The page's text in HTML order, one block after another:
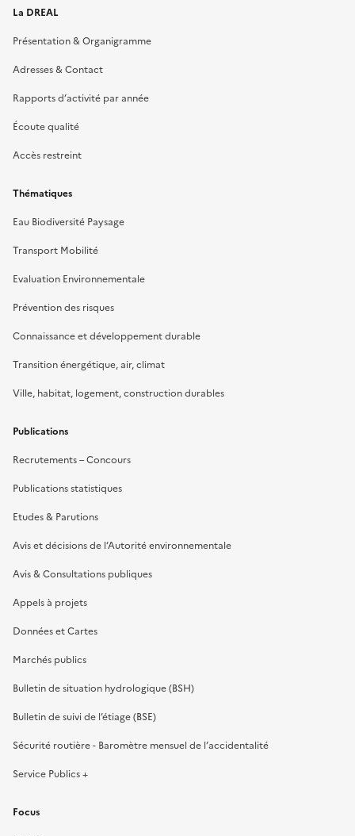
La DREAL
Présentation & Organigramme
Adresses & Contact
Rapports d’activité par année
Écoute qualité
Accès restreint
Thématiques
Eau Biodiversité Paysage
Transport Mobilité
Evaluation Environnementale
Prévention des risques
Connaissance et développement durable
Transition énergétique, air, climat
Ville, habitat, logement, construction durables
Publications
Recrutements – Concours
Publications statistiques
Etudes & Parutions
Avis et décisions de l’Autorité environnementale
Avis & Consultations publiques
Appels à projets
Données et Cartes
Marchés publics
Bulletin de situation hydrologique (BSH)
Bulletin de suivi de l’étiage (BSE)
Sécurité routière - Baromètre mensuel de l’accidentalité
Service Publics +
Focus